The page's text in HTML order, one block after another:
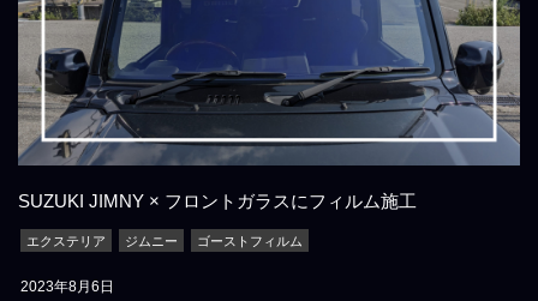
SUZUKI JIMNY × フロントガラスにフィルム施工
エクステリア ジムニー ゴーストフィルム
2023年8月6日